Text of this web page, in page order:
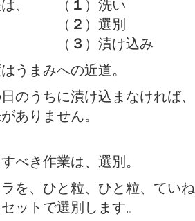
は、 （ １ ）洗い
２ ）選別
３ ）漬け込み
うまみへの近道。
のうちに漬け込まなければ、
ありません。
べき作業は、選別。
を、ひと粒、ひと粒、てい
ットで選別します。